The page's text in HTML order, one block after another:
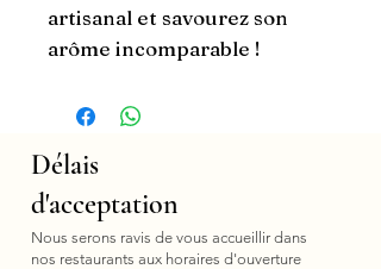
artisanal et savourez son
arôme incomparable !
Délais
d'acceptation
Nous serons ravis de vous accueillir dans
nos restaurants aux horaires d'ouverture